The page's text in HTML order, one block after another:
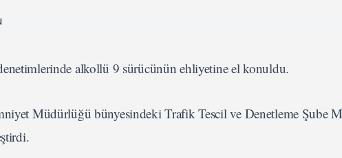
alkollü 9 sürücünün ehliyetine el konuldu.
Müdürlüğü bünyesindeki Trafik Tescil ve Denetleme Şube